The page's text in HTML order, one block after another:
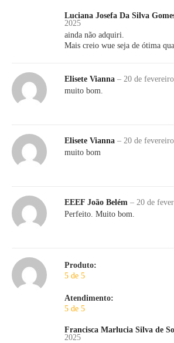
Luciana Josefa Da Silva
2025
ainda não adquiri.
Mais creio wue seja de ótima
Elisete Vianna – 20 de
muito bom.
Elisete Vianna – 20 de
muito bom
EEEF João Belém – 20 de
Perfeito. Muito bom.
Produto:
5 de 5
Atendimento:
5 de 5
Francisca Marlucia Silva de
2025